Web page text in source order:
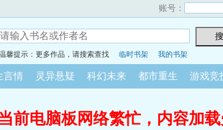
账号：
馨提示：更多作品，请搜索查找 临时书架 我的书架
言情 灵异悬疑 科幻未来 都市重生 游戏竞
前电脑板网络繁忙，内容加